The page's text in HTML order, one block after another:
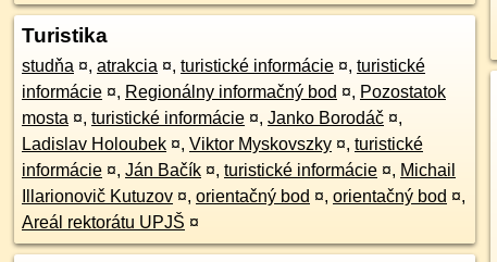
Turistika
studňa ¤, atrakcia ¤, turistické informácie ¤, turistické
informácie ¤, Regionálny informačný bod ¤, Pozostatok
mosta ¤, turistické informácie ¤, Janko Borodáč ¤,
Ladislav Holoubek ¤, Viktor Myskovszky ¤, turistické
informácie ¤, Ján Bačík ¤, turistické informácie ¤, Michail
Illarionovič Kutuzov ¤, orientačný bod ¤, orientačný bod ¤,
Areál rektorátu UPJŠ ¤